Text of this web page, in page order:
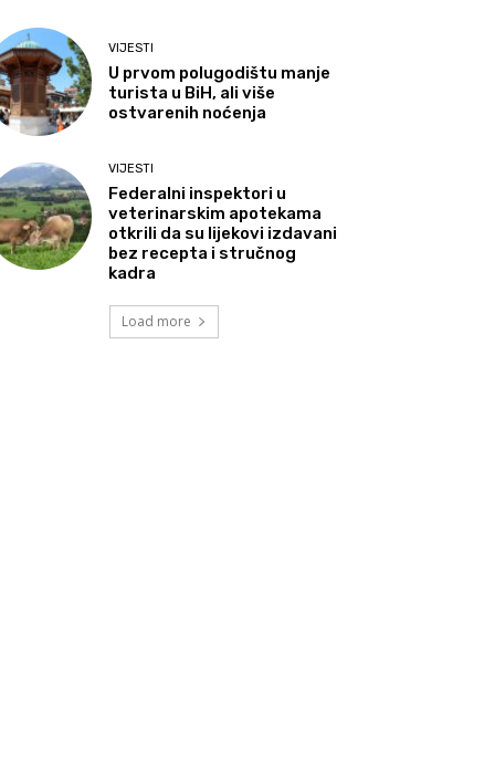
VIJESTI
U prvom polugodištu manje
turista u BiH, ali više
ostvarenih noćenja
VIJESTI
Federalni inspektori u
veterinarskim apotekama
otkrili da su lijekovi izdavani
bez recepta i stručnog
kadra
Load more